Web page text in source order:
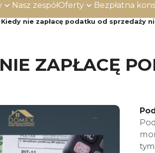
Nasz zespółOferty Bezpłatna
Kiedy nie zapłacę podatku od sprzedaży
ZAPŁACĘ